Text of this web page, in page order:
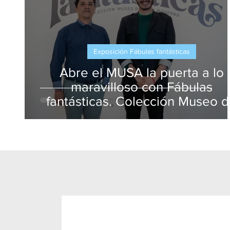
Abre el MUSA la puerta a lo
maravilloso con Fábulas
fantásticas. Colección Museo
Arte Moderno
Exposición Fábulas fantásticas